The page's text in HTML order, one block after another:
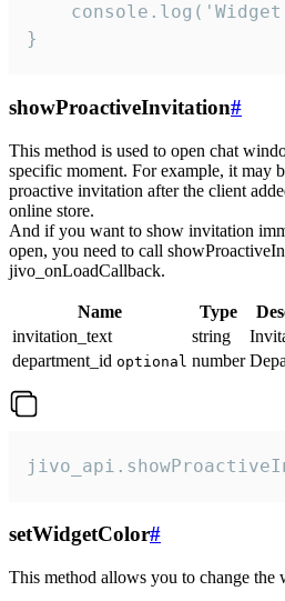
}
showProactiveInvitation#
This method is used to open chat
specific moment. For example, it may
proactive invitation after the client
online store.
And if you want to show invitation
open, you need to call
jivo_onLoadCallback.
Name Type
invitation_text
string
department_id optional number
setWidgetColor#
This method allows you to change the